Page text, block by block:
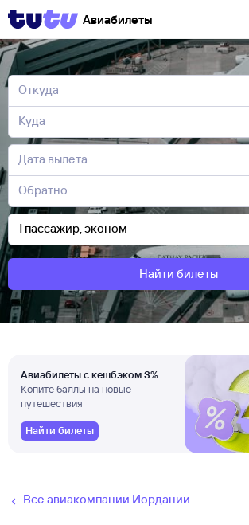
Авиабилеты
Найти билеты
Авиабилеты с кешбэком 3%
Копите баллы на новые
путешествия
Найти билеты
Все авиакомпании Иордании